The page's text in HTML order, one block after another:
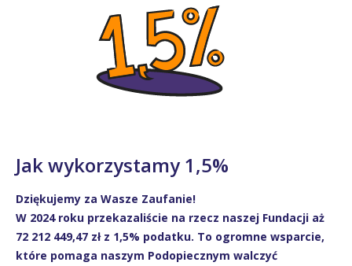
Jak wykorzystamy 1,5%
Dziękujemy za Wasze Zaufanie!
W 2024 roku przekazaliście na rzecz naszej Fundacji aż
72 212 449,47 zł z 1,5% podatku. To ogromne wsparcie,
które pomaga naszym Podopiecznym walczyć